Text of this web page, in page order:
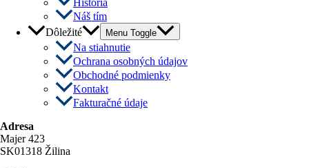
História
Náš tím
Dôležité
Menu Toggle
Na stiahnutie
Ochrana osobných údajov
Obchodné podmienky
Kontakt
Fakturačné údaje
Adresa
Majer 423
SK01318 Žilina